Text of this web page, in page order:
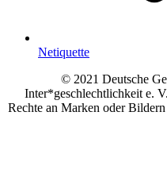
Netiquette
© 2021 Deutsche
Inter*geschlechtlichkeit e.
Rechte an Marken oder